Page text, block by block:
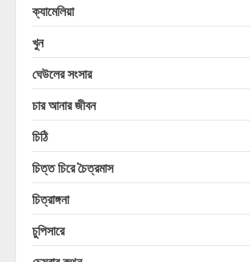
ক্যামেলিয়া
খুন
ঘেউলের সংসার
চার আনার জীবন
চিঠি
চিত্ত চিরে চৈত্রমাস
চিত্রাঙ্গনা
চুপিসারে